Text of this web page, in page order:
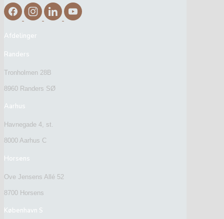
Afdelinger
Randers
Tronholmen 28B
8960 Randers SØ
Aarhus
Havnegade 4, st.
8000 Aarhus C
Horsens
Ove Jensens Allé 52
8700 Horsens
København S